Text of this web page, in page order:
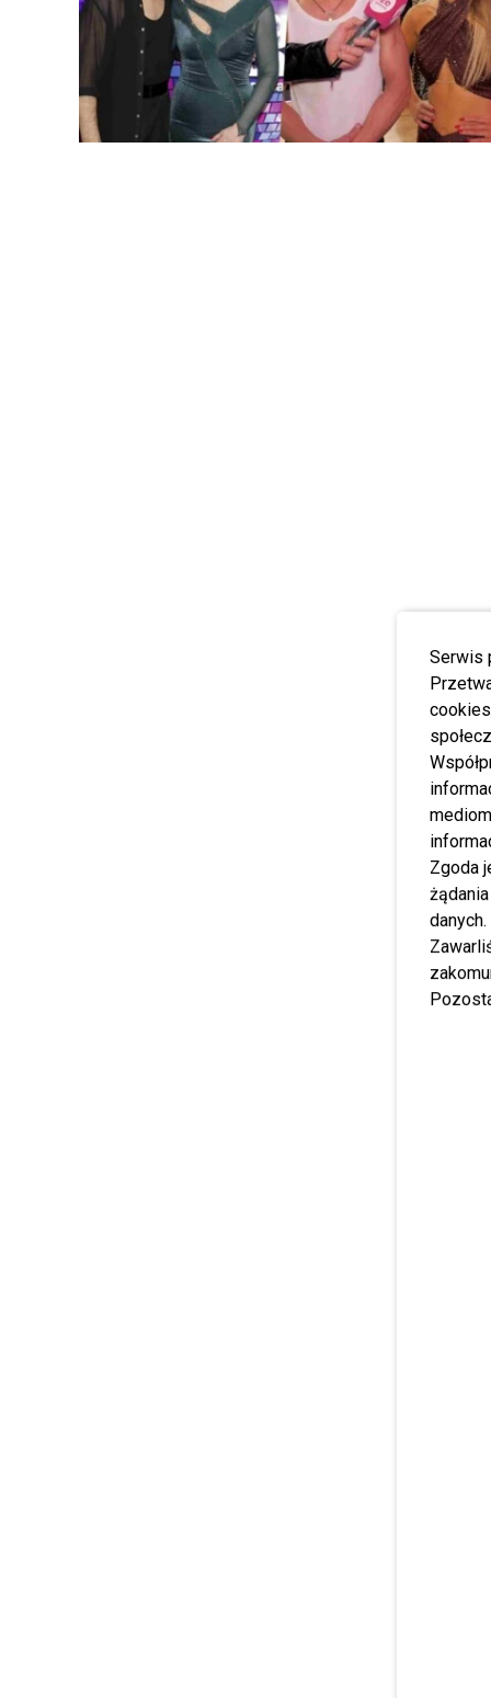
Serwis
Zgoda
danych.